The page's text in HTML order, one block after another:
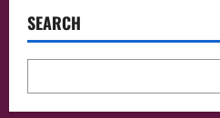
হাঁস
নিয়ে
SEARCH